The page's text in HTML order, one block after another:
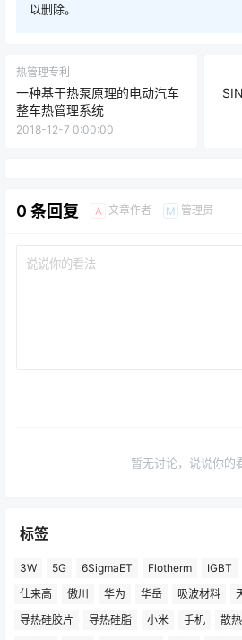
以删除。
热管理专利
一种基于热泵原理的电动汽车
整车热管理系统
2018-12-7 0:00:00
0 条回复 A 文章作者 M 管理员
暂无讨论，说说你的
标签
3W 5G 6SigmaET Flotherm IGBT
仕来高
傲川 华为 华岳 吸波材料
导热硅胶片
导热硅脂 小米 手机 散